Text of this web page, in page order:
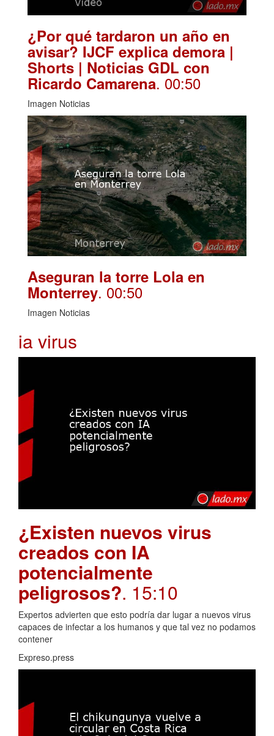
¿Por qué tardaron un año en
avisar? IJCF explica demora |
Shorts | Noticias GDL con
Ricardo Camarena. 00:50
Imagen Noticias
Aseguran la torre Lola en
Monterrey. 00:50
Imagen Noticias
ia virus
¿Existen nuevos virus
creados con IA
potencialmente
peligrosos?. 15:10
Expertos advierten que esto podría dar lugar a nuevos virus
capaces de infectar a los humanos y que tal vez no podamos
contener
Expreso.press